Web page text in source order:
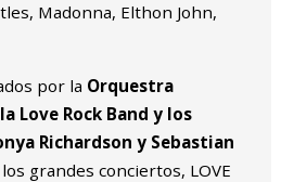
Madonna, Elthon John,
por la Orquestra
Love Rock Band y los
Richardson y Sebastian
grandes conciertos, LOVE